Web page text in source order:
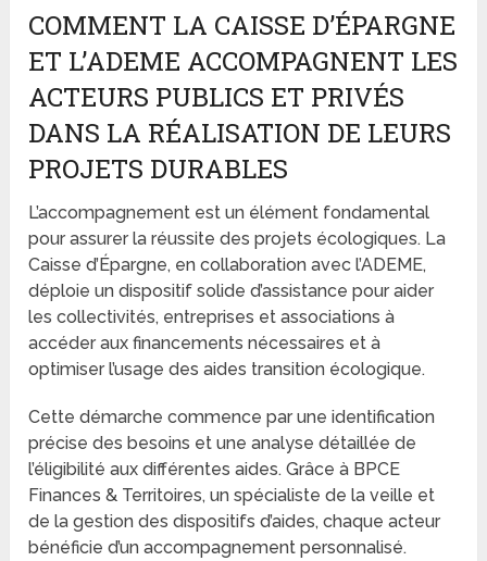
COMMENT LA CAISSE D’ÉPARGNE
ET L’ADEME ACCOMPAGNENT LES
ACTEURS PUBLICS ET PRIVÉS
DANS LA RÉALISATION DE LEURS
PROJETS DURABLES
L’accompagnement est un élément fondamental
pour assurer la réussite des projets écologiques. La
Caisse d’Épargne, en collaboration avec l’ADEME,
déploie un dispositif solide d’assistance pour aider
les collectivités, entreprises et associations à
accéder aux financements nécessaires et à
optimiser l’usage des aides transition écologique.
Cette démarche commence par une identification
précise des besoins et une analyse détaillée de
l’éligibilité aux différentes aides. Grâce à BPCE
Finances & Territoires, un spécialiste de la veille et
de la gestion des dispositifs d’aides, chaque acteur
bénéficie d’un accompagnement personnalisé.